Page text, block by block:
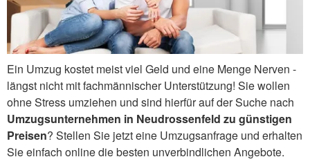
Ein Umzug kostet meist viel Geld und eine Menge Nerven -
längst nicht mit fachmännischer Unterstützung! Sie wollen
ohne Stress umziehen und sind hierfür auf der Suche nach
Umzugsunternehmen in Neudrossenfeld zu günstigen
Preisen? Stellen Sie jetzt eine Umzugsanfrage und erhalten
Sie einfach online die besten unverbindlichen Angebote.